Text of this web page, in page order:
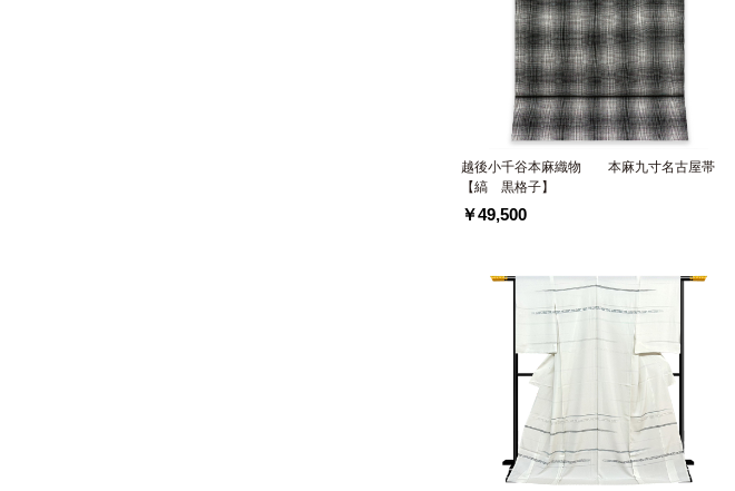
越後小千谷本麻織物 本麻九寸名古屋帯
【縞 黒格子】
￥49,500